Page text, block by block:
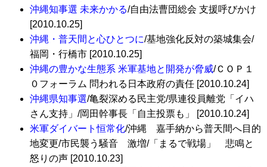
沖縄知事選 未来かかる/自由法曹団総会 支援呼びかけ
[2010.10.25]
沖縄・普天間と心ひとつに/基地強化反対の築城集会/
福岡・行橋市 [2010.10.25]
沖縄の豊かな生態系 米軍基地と開発が脅威/ＣＯＰ１
０フォーラム 問われる日本政府の責任 [2010.10.24]
沖縄県知事選/亀裂深める民主党/県連役員離党「イハ
さん支持」/岡田幹事長「自主投票も」 [2010.10.24]
米軍ダイバート恒常化/沖縄 嘉手納から普天間へ目的
地変更/市民襲う騒音 激増/「まるで戦場」 悲鳴と
怒りの声 [2010.10.23]